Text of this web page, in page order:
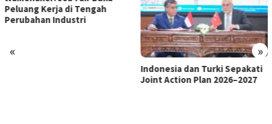
« »
Satgas PRR Pacu Realisasi
Tambahan TKD Aceh Rp1,65